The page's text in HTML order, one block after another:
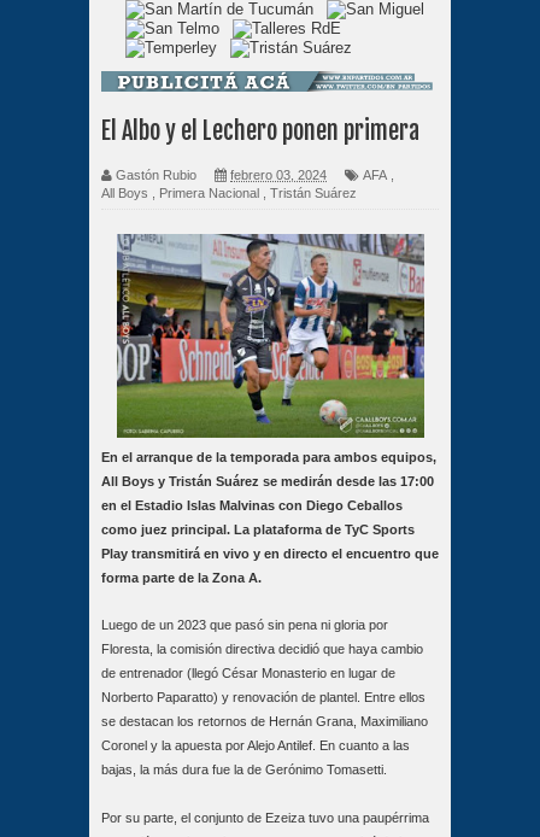
El Albo y el Lechero ponen primera
Gastón Rubio febrero 03, 2024 AFA ,
All Boys , Primera Nacional , Tristán Suárez
En el arranque de la temporada para ambos equipos,
All Boys y Tristán Suárez se medirán desde las 17:00
en el Estadio Islas Malvinas con Diego Ceballos
como juez principal. La plataforma de TyC Sports
Play transmitirá en vivo y en directo el encuentro que
forma parte de la Zona A.
Luego de un 2023 que pasó sin pena ni gloria por
Floresta, la comisión directiva decidió que haya cambio
de entrenador (llegó César Monasterio en lugar de
Norberto Paparatto) y renovación de plantel. Entre ellos
se destacan los retornos de Hernán Grana, Maximiliano
Coronel y la apuesta por Alejo Antilef. En cuanto a las
bajas, la más dura fue la de Gerónimo Tomasetti.
Por su parte, el conjunto de Ezeiza tuvo una paupérrima